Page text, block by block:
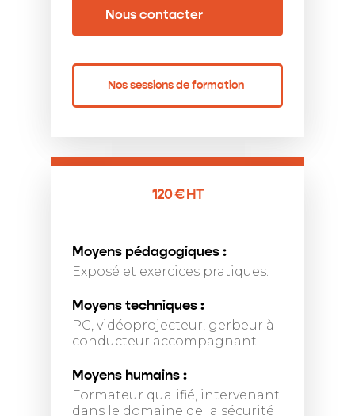
Nous contacter
Nos sessions de formation
120 € HT
Moyens pédagogiques :
Exposé et exercices pratiques.
Moyens techniques :
PC, vidéoprojecteur, gerbeur à
conducteur accompagnant.
Moyens humains :
Formateur qualifié, intervenant
dans le domaine de la sécurité